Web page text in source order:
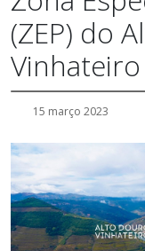
(ZEP) do
Vinhateiro
15 março 2023